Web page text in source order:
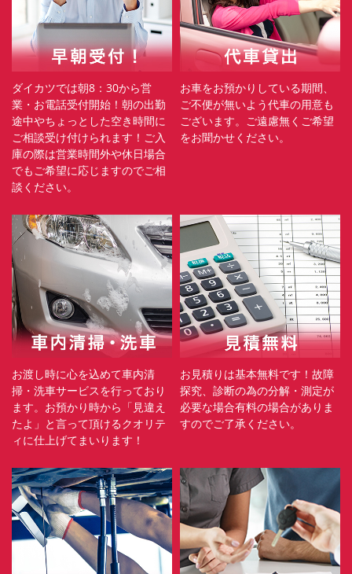
ダイカツでは朝8：30から営
業・お電話受付開始！朝の出勤
途中やちょっとした空き時間に
ご相談受け付けられます！ご入
庫の際は営業時間外や休日場合
でもご希望に応じますのでご相
談ください。
お車をお預かりしている期間、
ご不便が無いよう代車の用意も
ございます。ご遠慮無くご希望
をお聞かせください。
お渡し時に心を込めて車内清
掃・洗車サービスを行っており
ます。お預かり時から「見違え
たよ」と言って頂けるクオリテ
ィに仕上げてまいります！
お見積りは基本無料です！故障
探究、診断の為の分解・測定が
必要な場合有料の場合がありま
すのでご了承ください。